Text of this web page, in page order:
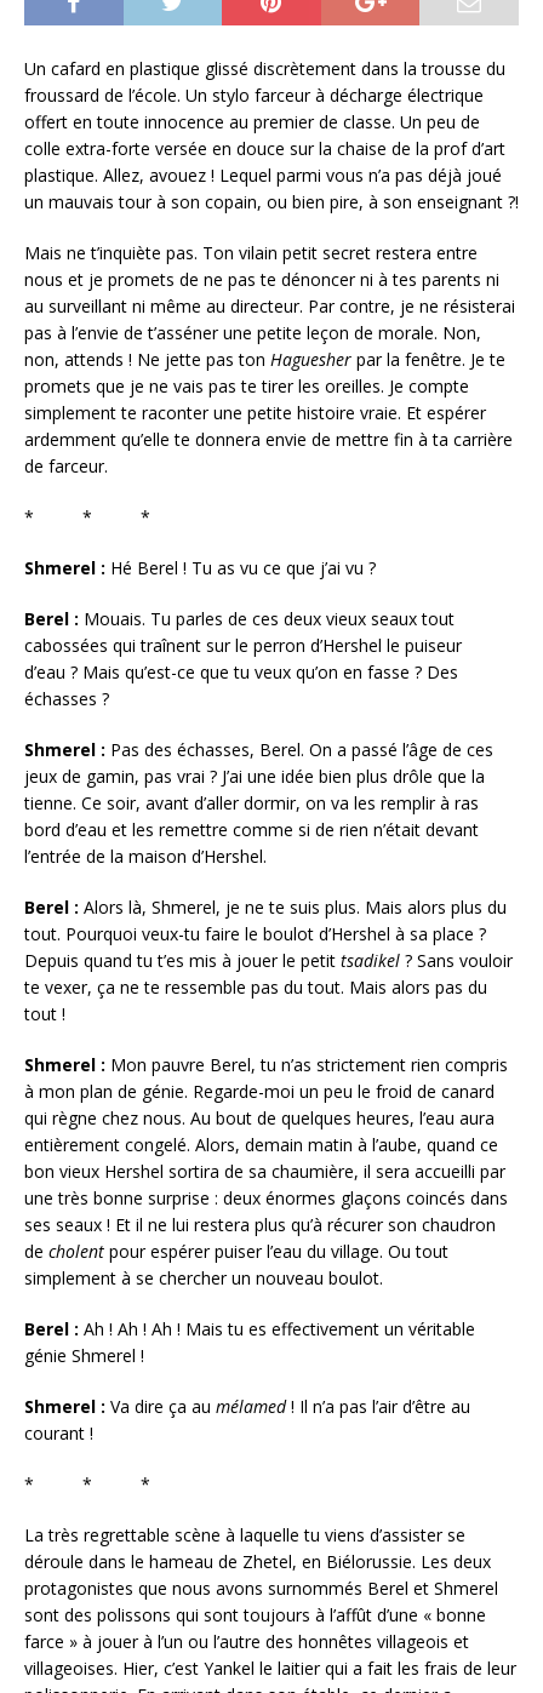
Un cafard en plastique glissé discrètement dans la trousse du
froussard de l’école. Un stylo farceur à décharge électrique
offert en toute innocence au premier de classe. Un peu de
colle extra-forte versée en douce sur la chaise de la prof d’art
plastique. Allez, avouez ! Lequel parmi vous n’a pas déjà joué
un mauvais tour à son copain, ou bien pire, à son enseignant ?!
Mais ne t’inquiète pas. Ton vilain petit secret restera entre
nous et je promets de ne pas te dénoncer ni à tes parents ni
au surveillant ni même au directeur. Par contre, je ne résisterai
pas à l’envie de t’asséner une petite leçon de morale. Non,
non, attends ! Ne jette pas ton Haguesher par la fenêtre. Je te
promets que je ne vais pas te tirer les oreilles. Je compte
simplement te raconter une petite histoire vraie. Et espérer
ardemment qu’elle te donnera envie de mettre fin à ta carrière
de farceur.
* * *
Shmerel : Hé Berel ! Tu as vu ce que j’ai vu ?
Berel : Mouais. Tu parles de ces deux vieux seaux tout
cabossées qui traînent sur le perron d’Hershel le puiseur
d’eau ? Mais qu’est-ce que tu veux qu’on en fasse ? Des
échasses ?
Shmerel : Pas des échasses, Berel. On a passé l’âge de ces
jeux de gamin, pas vrai ? J’ai une idée bien plus drôle que la
tienne. Ce soir, avant d’aller dormir, on va les remplir à ras
bord d’eau et les remettre comme si de rien n’était devant
l’entrée de la maison d’Hershel.
Berel : Alors là, Shmerel, je ne te suis plus. Mais alors plus du
tout. Pourquoi veux-tu faire le boulot d’Hershel à sa place ?
Depuis quand tu t’es mis à jouer le petit tsadikel ? Sans vouloir
te vexer, ça ne te ressemble pas du tout. Mais alors pas du
tout !
Shmerel : Mon pauvre Berel, tu n’as strictement rien compris
à mon plan de génie. Regarde-moi un peu le froid de canard
qui règne chez nous. Au bout de quelques heures, l’eau aura
entièrement congelé. Alors, demain matin à l’aube, quand ce
bon vieux Hershel sortira de sa chaumière, il sera accueilli par
une très bonne surprise : deux énormes glaçons coincés dans
ses seaux ! Et il ne lui restera plus qu’à récurer son chaudron
de cholent pour espérer puiser l’eau du village. Ou tout
simplement à se chercher un nouveau boulot.
Berel : Ah ! Ah ! Ah ! Mais tu es effectivement un véritable
génie Shmerel !
Shmerel : Va dire ça au mélamed! Il n’a pas l’air d’être au
courant !
* * *
La très regrettable scène à laquelle tu viens d’assister se
déroule dans le hameau de Zhetel, en Biélorussie. Les deux
protagonistes que nous avons surnommés Berel et Shmerel
sont des polissons qui sont toujours à l’affût d’une « bonne
farce » à jouer à l’un ou l’autre des honnêtes villageois et
villageoises. Hier, c’est Yankel le laitier qui a fait les frais de leur